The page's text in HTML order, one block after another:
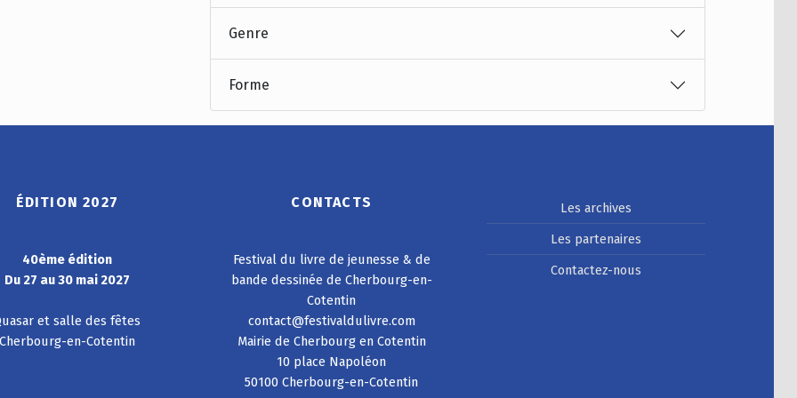
Genre
Forme
ÉDITION 2027
40ème édition
Du 27 au 30 mai 2027
et salle des fêtes
en-Cotentin
CONTACTS
Festival du livre de jeunesse & de
bande dessinée de Cherbourg-en-
Cotentin
contact@festivaldulivre.com
Mairie de Cherbourg en Cotentin
10 place Napoléon
50100 Cherbourg-en-Cotentin
Les archives
Les partenaires
Contactez-nous